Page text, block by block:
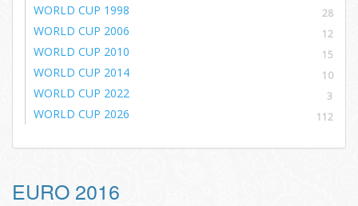
WORLD CUP 1998 28
WORLD CUP 2006 12
WORLD CUP 2010 15
WORLD CUP 2014 10
WORLD CUP 2022 3
WORLD CUP 2026 112
EURO 2016